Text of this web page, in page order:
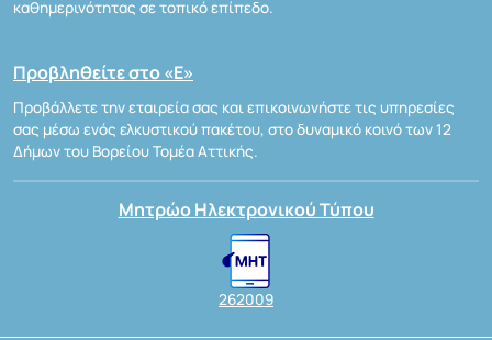
καθημερινότητας σε τοπικό επίπεδο.
Προβληθείτε στο «Ε»
Προβάλλετε την εταιρεία σας και επικοινωνήστε τις υπηρεσίες
σας μέσω ενός ελκυστικού πακέτου, στο δυναμικό κοινό των 12
Δήμων του Βορείου Τομέα Αττικής.
Μητρώο Ηλεκτρονικού Τύπου
262009